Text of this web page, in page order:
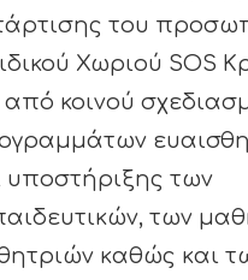
του
Χωριού SOS
από κοινού
υποστήριξης των
των
καθώς και